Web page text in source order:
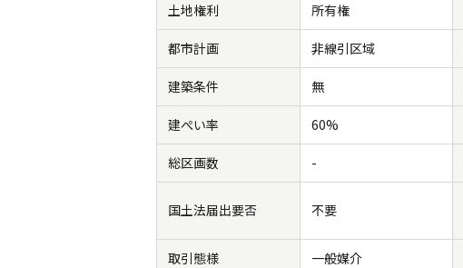
土地権利 所有権
都市計画 非線引区域
建築条件 無
建ぺい率 60%
総区画数 -
国土法届出要否 不要
取引態様 一般媒介